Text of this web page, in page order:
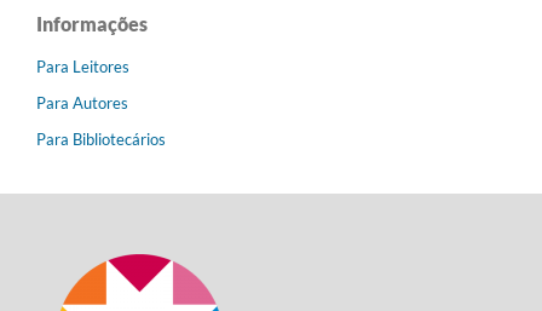
Informações
Para Leitores
Para Autores
Para Bibliotecários